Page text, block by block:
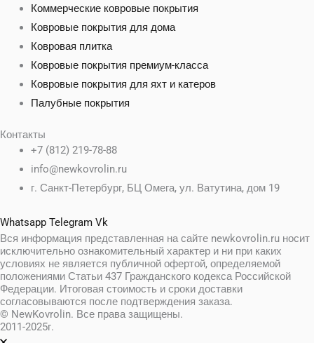
Коммерческие ковровые покрытия
Ковровые покрытия для дома
Ковровая плитка
Ковровые покрытия премиум-класса
Ковровые покрытия для яхт и катеров
Палубные покрытия
Контакты
+7 (812) 219-78-88
info@newkovrolin.ru
г. Санкт-Петербург, БЦ Омега, ул. Ватутина, дом 19
Whatsapp Telegram Vk
Вся информация представленная на сайте newkovrolin.ru носит
исключительно ознакомительный характер и ни при каких
условиях не является публичной офертой, определяемой
положениями Статьи 437 Гражданского кодекса Российской
Федерации. Итоговая стоимость и сроки доставки
согласовываются после подтверждения заказа.
© NewKovrolin. Все права защищены.
2011-2025г.